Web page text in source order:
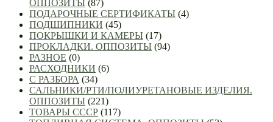
ОППОЗИТЫ (87)
ПОДАРОЧНЫЕ СЕРТИФИКАТЫ (4)
ПОДШИПНИКИ (45)
ПОКРЫШКИ И КАМЕРЫ (17)
ПРОКЛАДКИ. ОППОЗИТЫ (94)
РАЗНОЕ (0)
РАСХОДНИКИ (6)
С РАЗБОРА (34)
САЛЬНИКИ/РТИ/ПОЛИУРЕТАНОВЫЕ ИЗДЕЛИЯ.
ОППОЗИТЫ (221)
ТОВАРЫ СССР (117)